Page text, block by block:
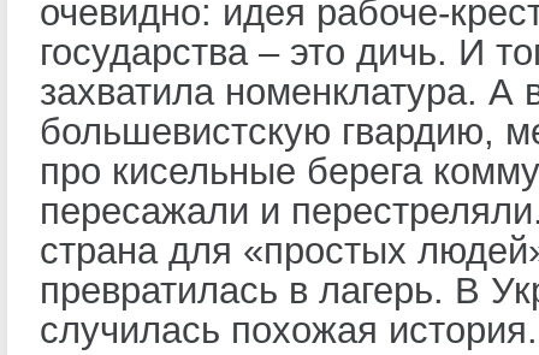
очевидно: идея рабоче-
государства – это дичь. И
захватила номенклатура. А
большевистскую гвардию,
про кисельные берега
пересажали и
страна для «простых
превратилась в лагерь. В
случилась похожая история.